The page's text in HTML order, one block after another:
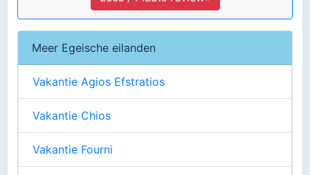
Meer Egeische eilanden
Vakantie Agios Efstratios
Vakantie Chios
Vakantie Fourni